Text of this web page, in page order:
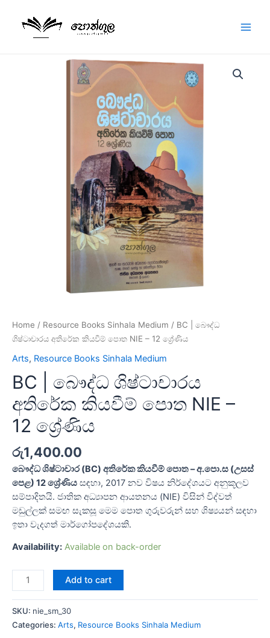
Home / Resource Books Sinhala Medium / BC | බෞද්ධ
ශිෂ්ටාචාරය අතිරේක කියවීම් පොත NIE – 12 ශ්‍රේණිය
Arts, Resource Books Sinhala Medium
BC | බෞද්ධ ශිෂ්ටාචාරය
අතිරේක කියවීම් පොත NIE –
12 ශ්‍රේණිය
රු1,400.00
බෞද්ධ ශිෂ්ටාචාර (BC) අතිරේක කියවීම් පොත – අ.පො.ස (උසස්
පෙළ) 12 ශ්‍රේණිය සඳහා, 2017 නව විෂය නිර්දේශයට අනුකූලව
සම්පාදිතයි. ජාතික අධ්‍යාපන ආයතනය (NIE) විසින් විද්වත්
මඩුල්ලක් සමඟ සැකසූ මෙම පොත ගුරුවරුන් සහ ශිෂ්‍යයන් සඳහා
ඉතා වැදගත් මාර්ගෝපදේශයකි.
Availability: Available on back-order
Add to cart
SKU: nie_sm_30
Categories: Arts, Resource Books Sinhala Medium